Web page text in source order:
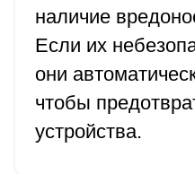
наличие
Если их
они
чтобы
устройства.